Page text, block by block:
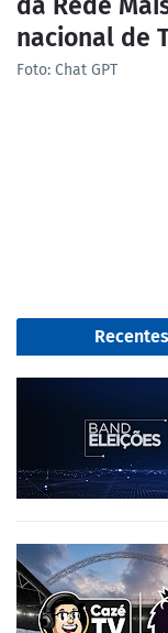
nacional de
Foto: Chat GPT
Recentes